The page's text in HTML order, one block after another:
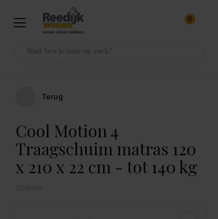
0
Terug
Cool Motion 4
Traagschuim matras 120
x 210 x 22 cm - tot 140 kg